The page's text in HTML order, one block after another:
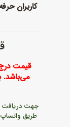
کاربران
جهت دریافت
طریق